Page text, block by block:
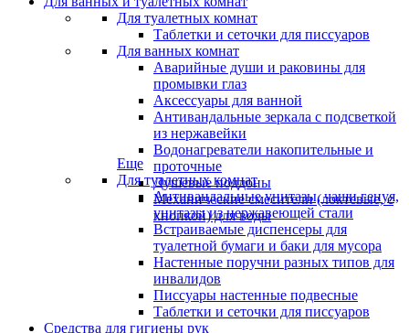
Для туалетных комнат
Таблетки и сеточки для писсуаров
Для ванных комнат
Аварийные души и раковины для
промывки глаз
Аксессуары для ванной
Антивандальные зеркала с подсветкой
из нержавейки
Водонагреватели накопительные и
проточные
Душевые поддоны
Механические смесители (локтевые, с
кнопкой) для воды
Еще
Для туалетных комнат
Антивандальные унитазы, чаши генуя,
унитазы из нержавеющей стали
Встраиваемые диспенсеры для
туалетной бумаги и баки для мусора
Настенные поручни разных типов для
инвалидов
Писсуары настенные подвесные
Таблетки и сеточки для писсуаров
Средства для гигиены рук